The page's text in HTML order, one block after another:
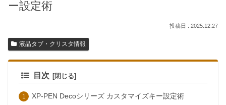
ー設定術
2025.12.27
液晶タブ・クリスタ情報
目次
XP-PEN Decoシリーズ カスタマイズキー設定術